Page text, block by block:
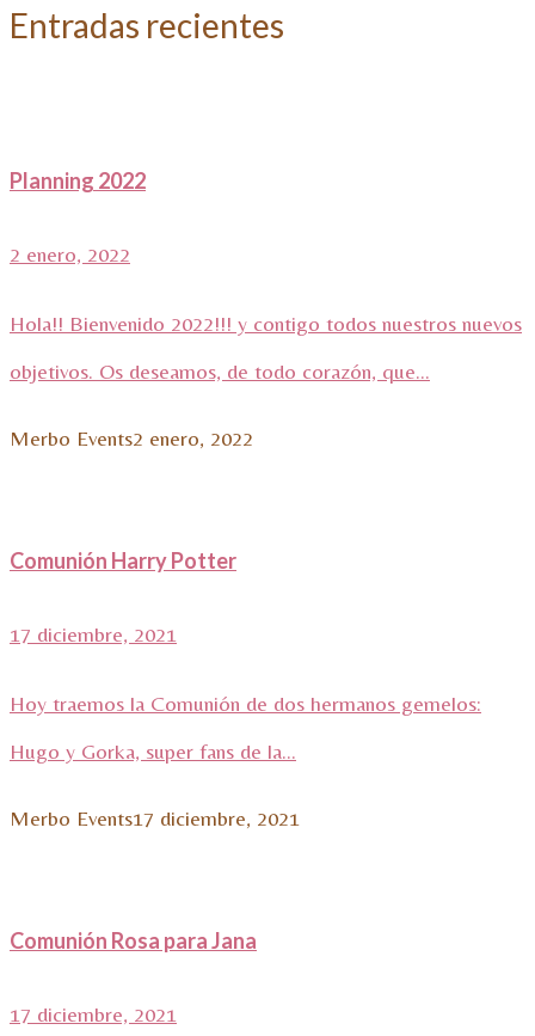
Entradas recientes
Planning 2022
2 enero, 2022
Hola!! Bienvenido 2022!!! y contigo todos nuestros nuevos
objetivos. Os deseamos, de todo corazón, que...
Merbo Events2 enero, 2022
Comunión Harry Potter
17 diciembre, 2021
Hoy traemos la Comunión de dos hermanos gemelos:
Hugo y Gorka, super fans de la...
Merbo Events17 diciembre, 2021
Comunión Rosa para Jana
17 diciembre, 2021